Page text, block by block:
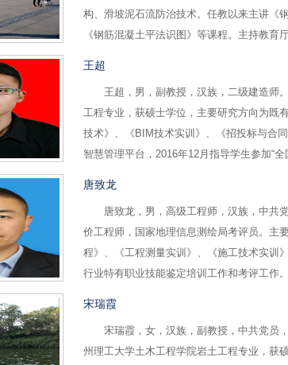
构、滑坡泥石流防治技术。任教以来主讲《
《钢筋混凝土平法识图》等课程。主持教育
王超
王超，男，副教授，汉族，二级建造师。
工程专业，获硕士学位，主要研究方向为既
技术》、《BIM技术实训》、《招投标与合
智慧管理平台，2016年12月指导学生参加“
唐致龙
唐致龙，男，高级工程师，汉族，中共
价工程师，国家地理信息测绘局考评员。主
程》、《工程测量实训》、《施工技术实训
行业特有职业技能鉴定培训工作和考评工作
宋瑞霞
宋瑞霞，女，汉族，副教授，中共党员，
州理工大学土木工程学院岩土工程专业，获